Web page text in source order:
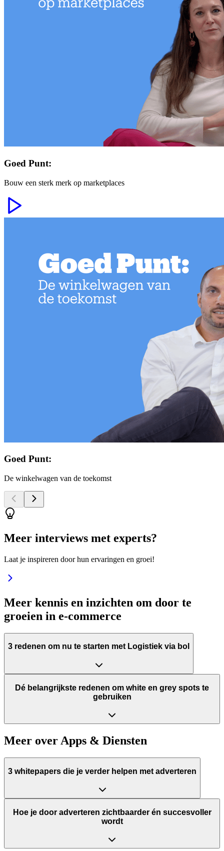
Goed Punt:
Bouw een sterk merk op marketplaces
Goed Punt:
De winkelwagen van de toekomst
Meer interviews met experts?
Laat je inspireren door hun ervaringen en groei!
Meer kennis en inzichten om door te
groeien in e‑commerce
3 redenen om nu te starten met Logistiek via bol
Dé belangrijkste redenen om white en grey spots te
gebruiken
Meer over Apps & Diensten
3 whitepapers die je verder helpen met adverteren
Hoe je door adverteren zichtbaarder én succesvoller
wordt